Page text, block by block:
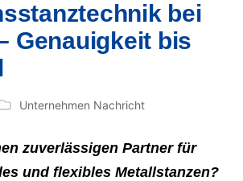
bei
Genauigkeit bis
Unternehmen Nachricht
zuverlässigen Partner für
und flexibles Metallstanzen?